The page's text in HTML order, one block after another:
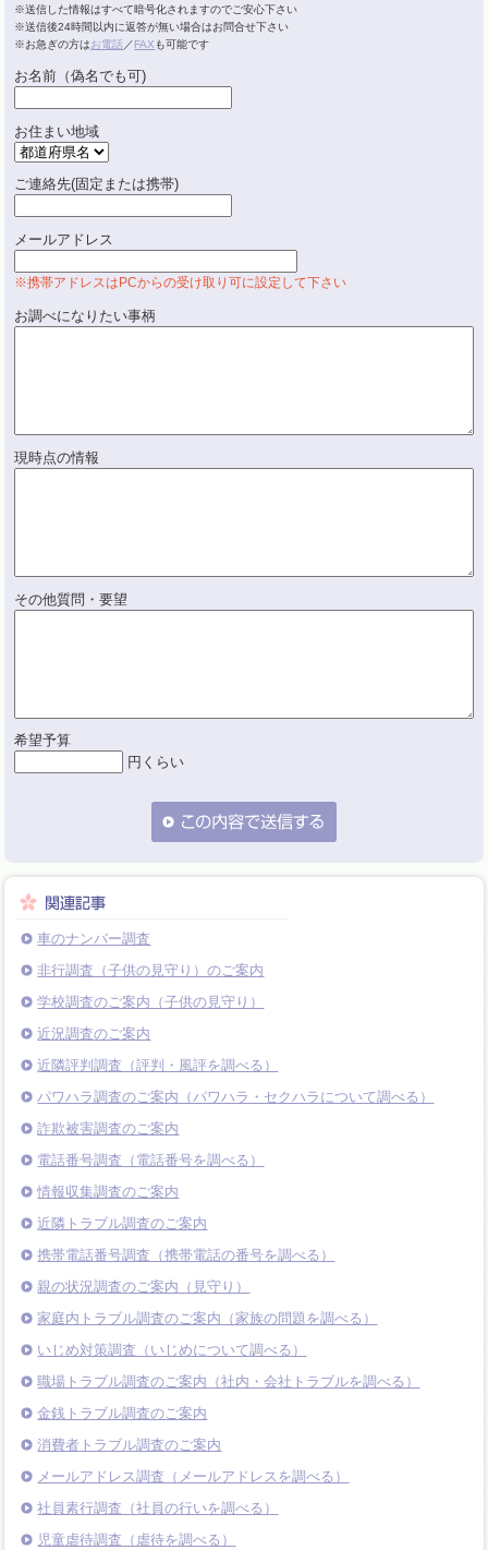
※送信した情報はすべて暗号化されますのでご安心下さい
※送信後24時間以内に返答が無い場合はお問合せ下さい
※お急ぎの方はお電話 ／FAX も可能です
お名前（偽名でも可)
お住まい地域
ご連絡先(固定または携帯)
メールアドレス
※携帯アドレスはPCからの受け取り可に設定して下さい
お調べになりたい事柄
現時点の情報
その他質問・要望
希望予算
円くらい
車のナンバー調査
非行調査（子供の見守り）のご案内
学校調査のご案内（子供の見守り）
近況調査のご案内
近隣評判調査（評判・風評を調べる）
パワハラ調査のご案内（パワハラ・セクハラについて調べる）
詐欺被害調査のご案内
電話番号調査（電話番号を調べる）
情報収集調査のご案内
近隣トラブル調査のご案内
携帯電話番号調査（携帯電話の番号を調べる）
親の状況調査のご案内（見守り）
家庭内トラブル調査のご案内（家族の問題を調べる）
いじめ対策調査（いじめについて調べる）
職場トラブル調査のご案内（社内・会社トラブルを調べる）
金銭トラブル調査のご案内
消費者トラブル調査のご案内
メールアドレス調査（メールアドレスを調べる）
社員素行調査（社員の行いを調べる）
児童虐待調査（虐待を調べる）